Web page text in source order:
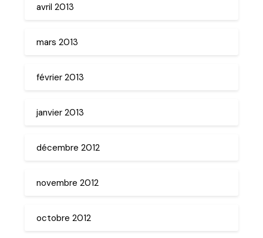
avril 2013
mars 2013
février 2013
janvier 2013
décembre 2012
novembre 2012
octobre 2012